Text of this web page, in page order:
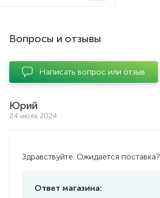
Вопросы и отзывы
Написать вопрос или отзыв
Юрий
24 июля 2024
Здравствуйте. Ожидается поставка?
Ответ магазина: